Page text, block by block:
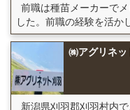
前職は種苗メーカーで
した。前職の経験を活か
㈱アグリネッ
新潟県刈羽郡刈羽村内